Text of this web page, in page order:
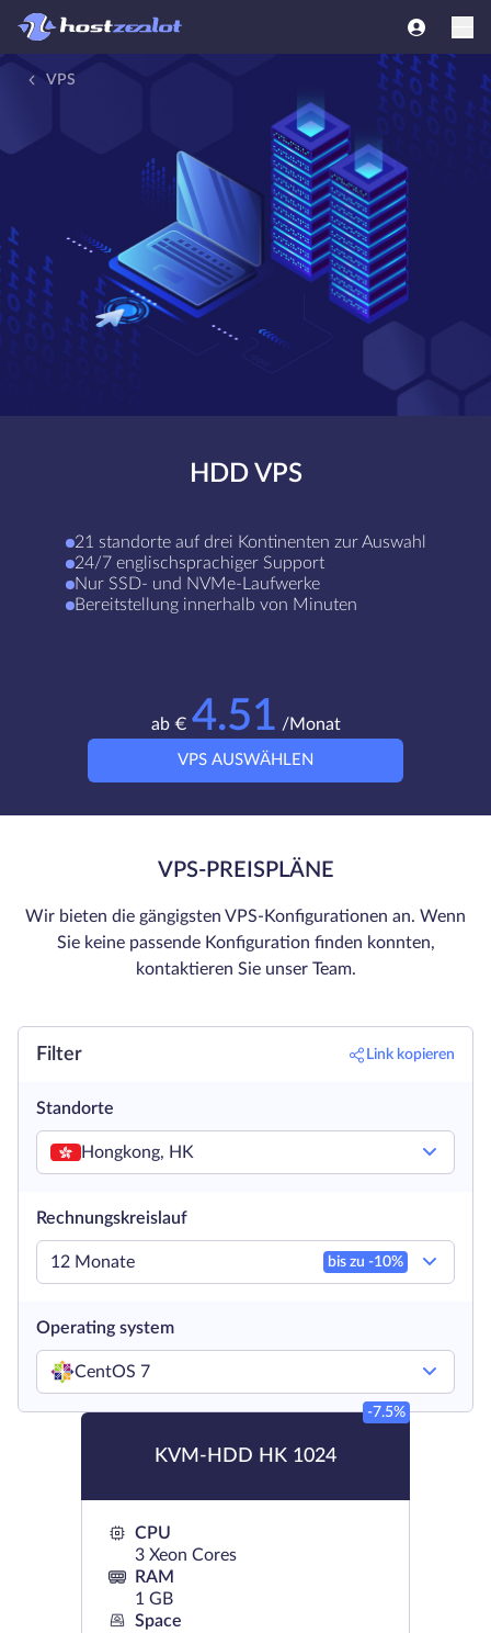
VPS
HDD VPS
21 standorte auf drei Kontinenten zur Auswahl
24/7 englischsprachiger Support
Nur SSD- und NVMe-Laufwerke
Bereitstellung innerhalb von Minuten
ab € 4.51 /Monat
VPS AUSWÄHLEN
VPS-PREISPLÄNE
Wir bieten die gängigsten VPS-Konfigurationen an. Wenn
Sie keine passende Konfiguration finden konnten,
kontaktieren Sie unser Team.
Filter Link kopieren
Standorte
Hongkong, HK
Rechnungskreislauf
12 Monate bis zu -10%
Operating system
CentOS 7
KVM-HDD HK 1024
-7.5%
CPU
3 Xeon Cores
RAM
1 GB
Space